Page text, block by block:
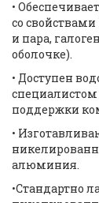
•
со
и пара,
оболочке).
• Доступен
поддержки
•
алюминия.
•Стандартно